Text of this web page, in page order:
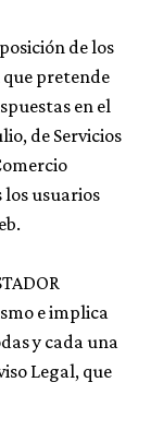
de los
pretende
en el
de Servicios
usuarios
e implica
y cada una
Legal, que